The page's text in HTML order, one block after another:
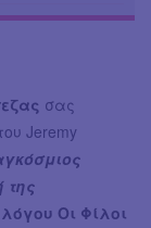
σας
Jeremy
της
Οι Φίλοι